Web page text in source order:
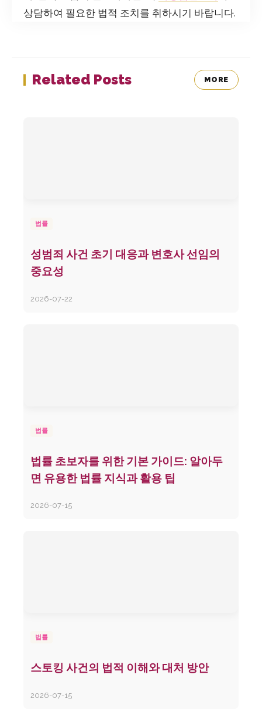
상담하여 필요한 법적 조치를 취하시기 바랍니다.
Related Posts MORE
법률
성범죄 사건 초기 대응과 변호사 선임의
중요성
2026-07-22
법률
법률 초보자를 위한 기본 가이드: 알아두
면 유용한 법률 지식과 활용 팁
2026-07-15
법률
스토킹 사건의 법적 이해와 대처 방안
2026-07-15